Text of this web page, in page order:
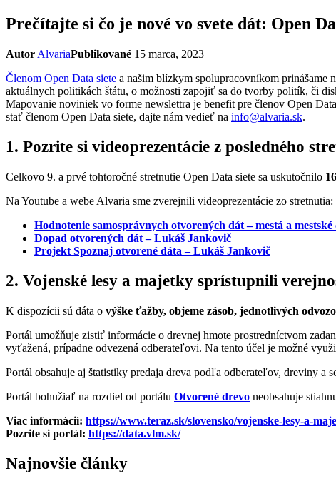
Prečítajte si čo je nové vo svete dát: Open
Autor AlvariaPublikované 15 marca, 2023
Členom Open Data siete a našim blízkym spolupracovníkom prinášame
aktuálnych politikách štátu, o možnosti zapojiť sa do tvorby politík, či
Mapovanie noviniek vo forme newslettra je benefit pre členov Open
stať členom Open Data siete, dajte nám vedieť na info@alvaria.sk.
1. Pozrite si videoprezentácie z posledného
Celkovo 9. a prvé tohtoročné stretnutie Open Data siete sa uskutočnilo
Na Youtube a webe Alvaria sme zverejnili videoprezentácie zo stretnutia:
Hodnotenie samosprávnych otvorených dát – mestá a
Dopad otvorených dát – Lukáš Jankovič
Projekt Spoznaj otvorené dáta – Lukáš Jankovič
2. Vojenské lesy a majetky sprístupnili
K dispozícii sú dáta o výške ťažby, objeme zásob, jednotlivých
Portál umožňuje zistiť informácie o drevnej hmote prostredníctvom
vyťažená, prípadne odvezená odberateľovi. Na tento účel je možné
Portál obsahuje aj štatistiky predaja dreva podľa odberateľov, dreviny a
Portál bohužiaľ na rozdiel od portálu Otvorené drevo neobsahuje
Viac informácií: https://www.teraz.sk/slovensko/vojenske-lesy-a-
Pozrite si portál: https://data.vlm.sk/
Najnovšie články